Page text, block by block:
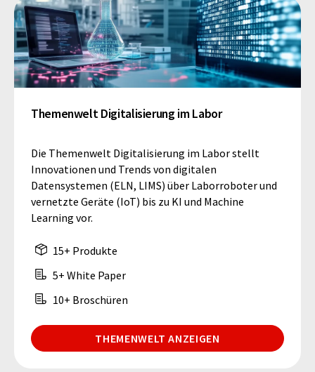
Themenwelt Digitalisierung im Labor
Die Themenwelt Digitalisierung im Labor stellt
Innovationen und Trends von digitalen
Datensystemen (ELN, LIMS) über Laborroboter und
vernetzte Geräte (IoT) bis zu KI und Machine
Learning vor.
15+ Produkte
5+ White Paper
10+ Broschüren
THEMENWELT ANZEIGEN